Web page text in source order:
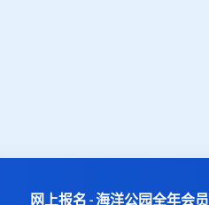
网上报名 - 海洋公园全年会员